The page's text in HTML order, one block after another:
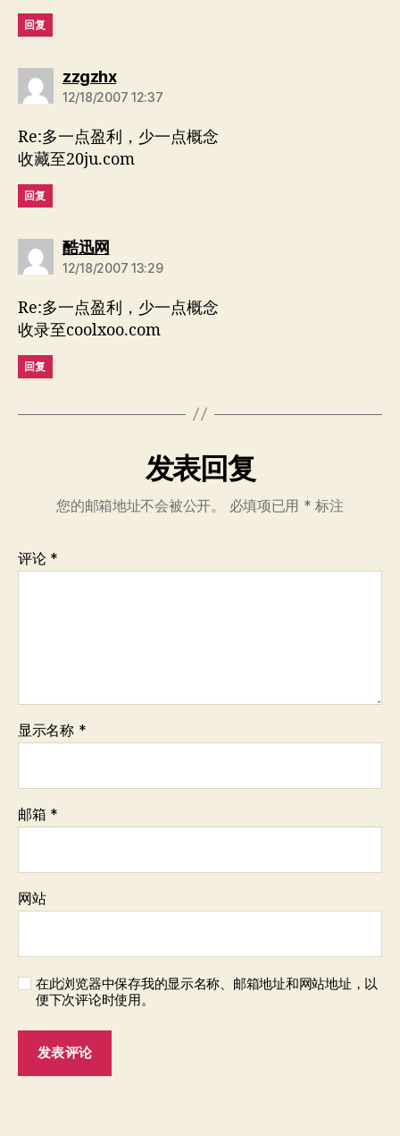
回复
zzgzhx说：
12/18/2007 12:37
Re:多一点盈利，少一点概念
收藏至20ju.com
回复
酷迅网说：
12/18/2007 13:29
Re:多一点盈利，少一点概念
收录至coolxoo.com
回复
发表回复
您的邮箱地址不会被公开。 必填项已用 * 标注
评论 *
显示名称 *
邮箱 *
网站
在此浏览器中保存我的显示名称、邮箱地址和网站地址，以
便下次评论时使用。